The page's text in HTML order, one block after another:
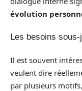
évolution
Les besoins
Il est souvent
veulent dire
par plusieurs